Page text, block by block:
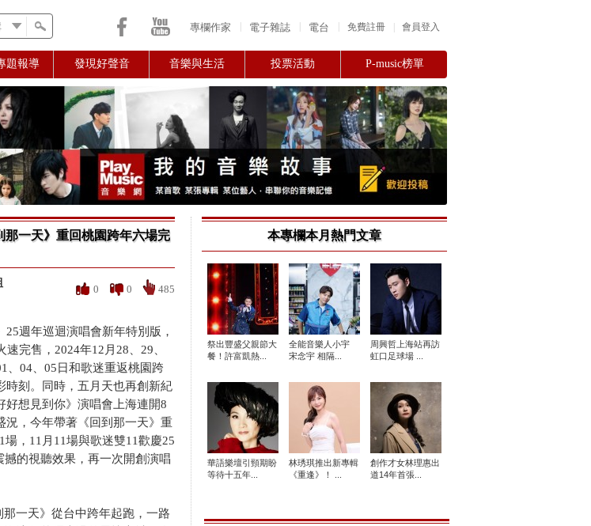
會員登入
免費註冊
專欄作家 電子雜誌 電台
題報導 發現好聲音 音樂與生活 投票活動 P-music榜單
那一天》重回桃園跨年六場完
0 0 485
週年巡迴演唱會新年特別版，
完售，2024年12月28、29、
、04、05日和歌迷重返桃園跨
時刻。同時，五月天也再創新紀
好想見到你》演唱會上海連開8
況，今年帶著《回到那一天》重
，11月11場與歌迷雙11歡慶25
的視聽效果，再一次開創演唱
一天》從台中跨年起跑，一路
本專欄本月熱門文章
祭出豐盛父親節大
餐！許富凱熱...
全能音樂人小宇
宋念宇 相隔...
周興哲上海站再訪
虹口足球場 ...
華語樂壇引頸期盼
等待十五年...
林琇琪推出新專輯
《重逢》！ ...
創作才女林理惠出
道14年首張...